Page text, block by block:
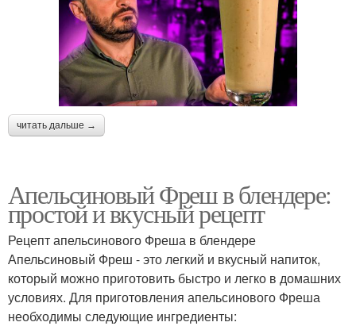
читать дальше →
Апельсиновый Фреш в блендере:
простой и вкусный рецепт
Рецепт апельсинового Фреша в блендере
Апельсиновый Фреш - это легкий и вкусный напиток,
который можно приготовить быстро и легко в домашних
условиях. Для приготовления апельсинового Фреша
необходимы следующие ингредиенты: